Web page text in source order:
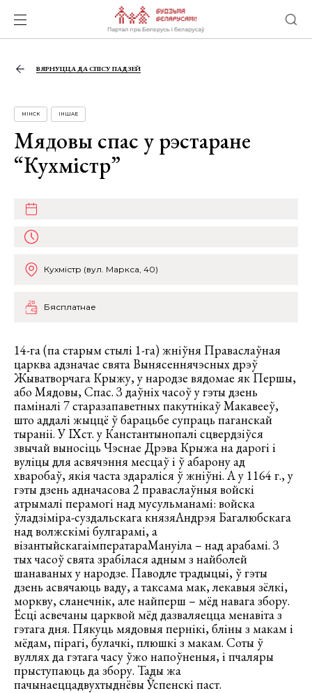
ВЯРНУЦЦА ДА СПІСУ ПАДЗЕЙ
МІНСК ІНШАЕ
Мядовы спас у рэстаране
“Кухмістр”
Кухмістр (вул. Маркса, 40)
Бясплатнае
14-га (па старым стылі 1-га) жніўня Праваслаўная
царква адзначае свята Вынясеннячэсных дрэў
Жыватворчага Крыжу, у народзе вядомае як Першы,
або Мядовы, Спас. З даўніх часоў у гэты дзень
паміналі 7 старазапаветных пакутнікаў Макавееў,
што аддалі жыццё ў барацьбе супраць паганскай
тыраніі. У IXст. у Канстантынопалі сцвердзіўся
звычай выносіць Чэснае Дрэва Крыжа на дарогі і
вуліцы для асвячэння месцаў і ў абарону ад
хваробаў, якія часта здараліся ў жніўні. А у 1164 г., у
гэты дзень адначасова 2 праваслаўныя войскі
атрымалі перамогі над мусульманамі: войска
ўладзіміра-суздальскага князяАндрэя Багалюбскага
над волжскімі булгарамі, а
візантыйскагаімператараМануіла – над арабамі. З
тых часоў свята зрабілася адным з найболей
шанаваных у народзе. Паводле традыцыі, ў гэты
дзень асвячаюць ваду, а таксама мак, лекавыя зёлкі,
моркву, сланечнік, але найперш – мёд навага збору.
Ёсці асвечаны царквой мёд дазваляецца менавіта з
гэтага дня. Пякуць мядовыя пернікі, бліны з макам і
мёдам, пірагі, булачкі, плюшкі з макам. Соты ў
вуллях да гэтага часу ўжо напоўненыя, і пчаляры
прыступаюць да збору. Тады жа
пачынаеццадвухтыднёвы Ўспенскі паст.